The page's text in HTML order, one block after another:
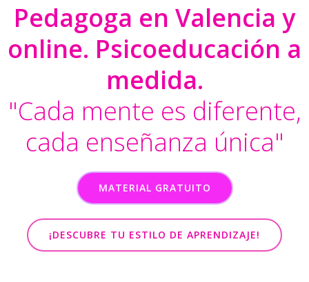
Pedagoga en Valencia y
online. Psicoeducación a
medida.
"Cada mente es diferente,
cada enseñanza única"
MATERIAL GRATUITO
¡DESCUBRE TU ESTILO DE APRENDIZAJE!